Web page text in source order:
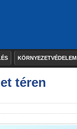
KÖRNYEZETVÉDELEM
téren